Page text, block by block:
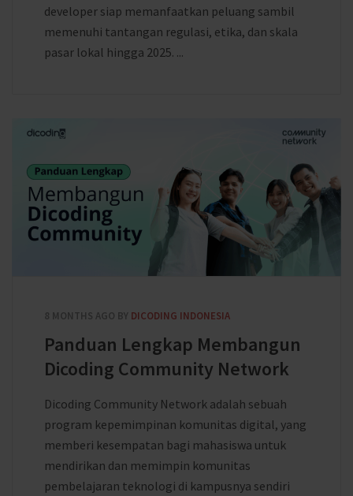
developer siap memanfaatkan peluang sambil
memenuhi tantangan regulasi, etika, dan skala
pasar lokal hingga 2025. ...
8 MONTHS AGO BY DICODING INDONESIA
Panduan Lengkap Membangun
Dicoding Community Network
Dicoding Community Network adalah sebuah
program kepemimpinan komunitas digital, yang
memberi kesempatan bagi mahasiswa untuk
mendirikan dan memimpin komunitas
pembelajaran teknologi di kampusnya sendiri